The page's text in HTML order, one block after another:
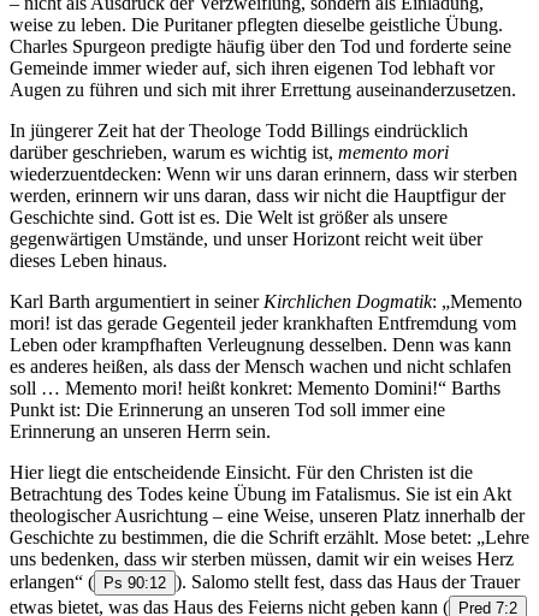
weise zu leben. Die Puritaner pflegten dieselbe geistliche Übung.
Charles Spurgeon predigte häufig über den Tod und forderte seine
Gemeinde immer wieder auf, sich ihren eigenen Tod lebhaft vor
Augen zu führen und sich mit ihrer Errettung auseinanderzusetzen.
In jüngerer Zeit hat der Theologe Todd Billings eindrücklich
darüber geschrieben, warum es wichtig ist, memento mori
wiederzuentdecken: Wenn wir uns daran erinnern, dass wir sterben
werden, erinnern wir uns daran, dass wir nicht die Hauptfigur der
Geschichte sind. Gott ist es. Die Welt ist größer als unsere
gegenwärtigen Umstände, und unser Horizont reicht weit über
dieses Leben hinaus.
Karl Barth argumentiert in seiner Kirchlichen Dogmatik: „Memento
mori! ist das gerade Gegenteil jeder krankhaften Entfremdung vom
Leben oder krampfhaften Verleugnung desselben. Denn was kann
es anderes heißen, als dass der Mensch wachen und nicht schlafen
soll … Memento mori! heißt konkret: Memento Domini!“ Barths
Punkt ist: Die Erinnerung an unseren Tod soll immer eine
Erinnerung an unseren Herrn sein.
Hier liegt die entscheidende Einsicht. Für den Christen ist die
Betrachtung des Todes keine Übung im Fatalismus. Sie ist ein Akt
theologischer Ausrichtung – eine Weise, unseren Platz innerhalb der
Geschichte zu bestimmen, die die Schrift erzählt. Mose betet: „Lehre
uns bedenken, dass wir sterben müssen, damit wir ein weises Herz
erlangen“ ( Ps 90:12 ). Salomo stellt fest, dass das Haus der Trauer
etwas bietet, was das Haus des Feierns nicht geben kann ( Pred 7:2